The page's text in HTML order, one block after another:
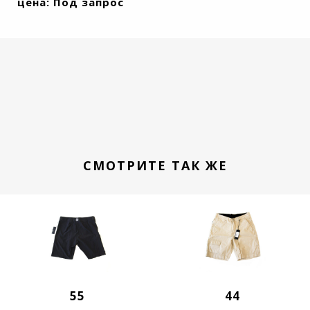
СМОТРИТЕ ТАК ЖЕ
55 44